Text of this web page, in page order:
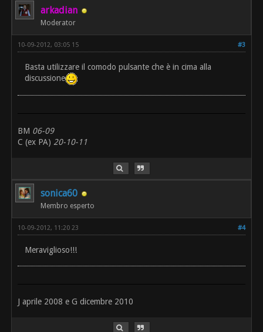
arkadian
Moderator
#3
10-09-2012, 03:05 15
Basta utilizzare il comodo pulsante che è in cima alla
discussione
BM 06-09
C (ex PA)20-10-11
sonica60
Membro esperto
#4
10-09-2012, 11:20 23
Meraviglioso!!!
J aprile 2008 e G dicembre 2010